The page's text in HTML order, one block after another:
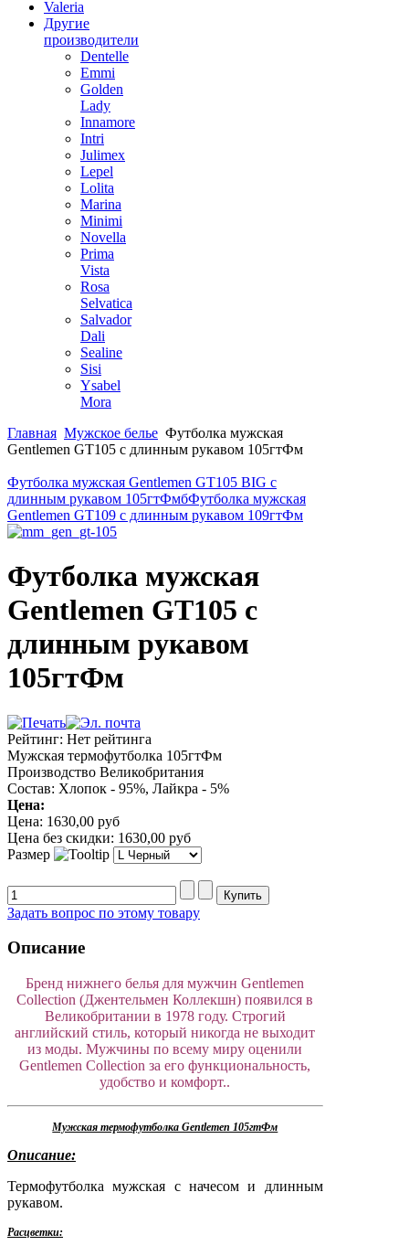
Valeria
Другие
производители
Dentelle
Emmi
Golden
Lady
Innamore
Intri
Julimex
Lepel
Lolita
Marina
Minimi
Novella
Prima
Vista
Rosa
Selvatica
Salvador
Dali
Sealine
Sisi
Ysabel
Mora
Главная Мужское белье Футболка мужская
Gentlemen GT105 с длинным рукавом 105гтФм
Футболка мужская Gentlemen GT105 BIG с
длинным рукавом 105гтФмбФутболка мужская
Gentlemen GT109 с длинным рукавом 109гтФм
Футболка мужская
Gentlemen GT105 с
длинным рукавом
105гтФм
Рейтинг: Нет рейтинга
Мужская термофутболка 105гтФм
Производство Великобритания
Состав: Хлопок - 95%, Лайкра - 5%
Цена:
Цена: 1630,00 руб
Цена без скидки: 1630,00 руб
Размер
Задать вопрос по этому товару
Описание
Бренд нижнего белья для мужчин Gentlemen
Collection (Джентельмен Коллекшн) появился в
Великобритании в 1978 году. Строгий
английский стиль, который никогда не выходит
из моды. Мужчины по всему миру оценили
Gentlemen Collection за его функциональность,
удобство и комфорт..
Мужская термофутболка Gentlemen 105гтФм
Описание:
Термофутболка мужская с начесом и длинным
рукавом.
Расцветки: